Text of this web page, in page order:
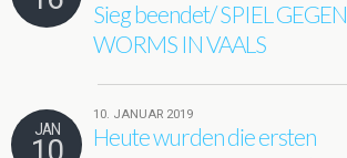
Sieg beendet/ SPIEL GEGEN
WORMS IN VAALS
JAN
10. JANUAR 2019
Heute wurden die ersten